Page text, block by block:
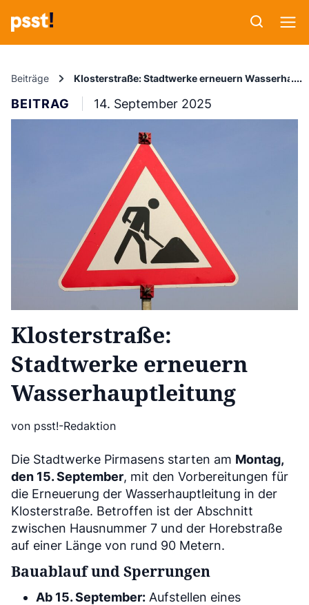
Beiträge Klosterstraße: Stadtwerke erneuern
BEITRAG 14. September 2025
Klosterstraße:
Stadtwerke erneuern
Wasserhauptleitung
von psst!-Redaktion
Die Stadtwerke Pirmasens starten am Montag,
den 15. September, mit den Vorbereitungen für
die Erneuerung der Wasserhauptleitung in der
Klosterstraße. Betroffen ist der Abschnitt
zwischen Hausnummer 7 und der Horebstraße
auf einer Länge von rund 90 Metern.
Bauablauf und Sperrungen
Ab 15. September: Aufstellen eines